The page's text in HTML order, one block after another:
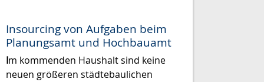
Insourcing von Aufgaben beim
Planungsamt und Hochbauamt
Im kommenden Haushalt sind keine
neuen größeren städtebaulichen